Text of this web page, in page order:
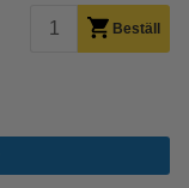
Beställ